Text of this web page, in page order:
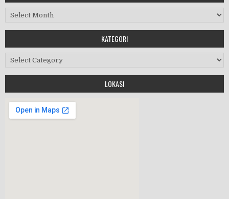
Workshop Perangkat 2019
HALAL BIHALAL
Arsip Berita
KATEGORI
Kategori
LOKASI